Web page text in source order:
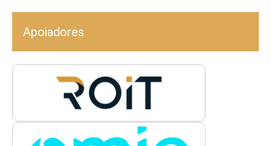
Apoiadores